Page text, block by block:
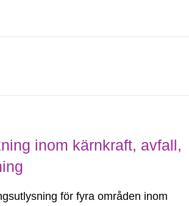
inom kärnkraft, avfall,
för fyra områden inom